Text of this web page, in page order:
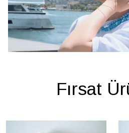
Fırsat